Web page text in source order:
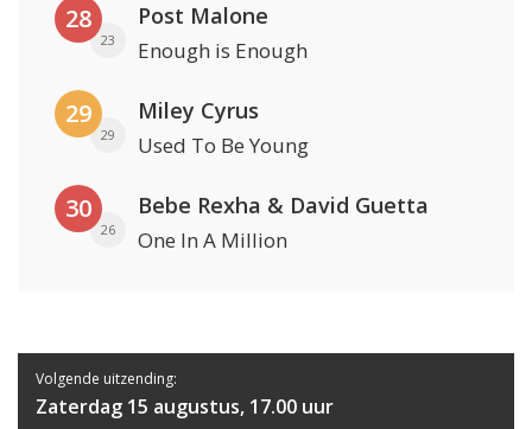
28
23
Post Malone
Enough is Enough
29
29
Miley Cyrus
Used To Be Young
30
26
Bebe Rexha & David Guetta
One In A Million
Volgende uitzending:
Zaterdag 15 augustus, 17.00 uur